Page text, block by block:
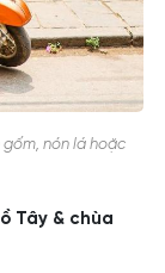
nón lá hoặc
Tây & chùa